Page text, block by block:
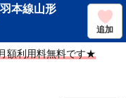
本線山形
追加
額利用料無料です★